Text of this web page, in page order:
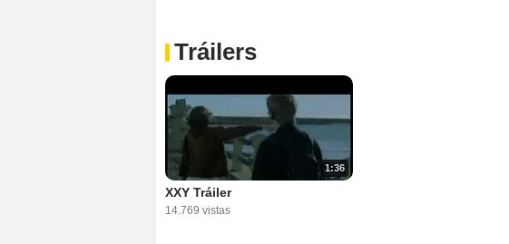
Tráilers
1:36
XXY Tráiler
14.769 vistas